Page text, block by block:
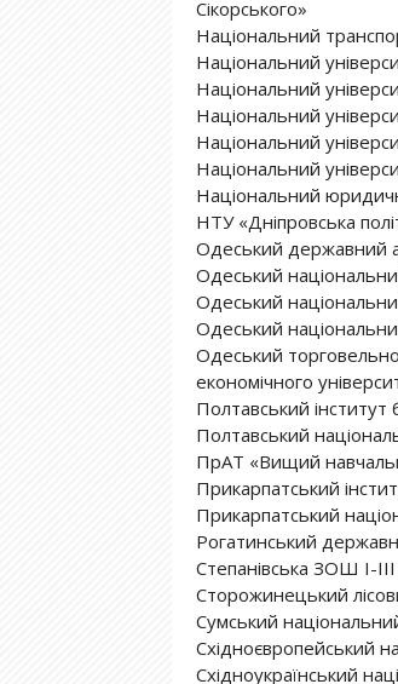
Сікорського»
Національний
Національний
Національний
Національний
Національний
Національний
Національний
НТУ «Дніпровська
Одеський державний
Одеський
Одеський
Одеський
Одеський
економічного
Полтавський інститут
Полтавський
ПрАТ «Вищий
Прикарпатський
Прикарпатський
Рогатинський
Степанівська ЗОШ І-ІІІ
Сторожинецький
Сумський
Східноєвропейський
Східноукраїнський